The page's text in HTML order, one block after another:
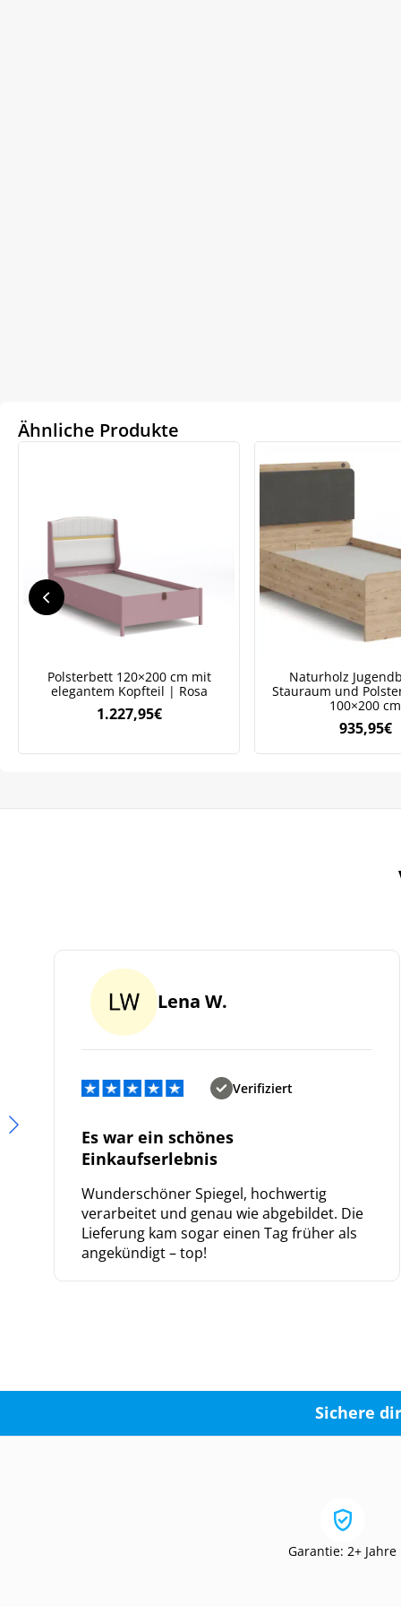
Ähnliche Produkte
Polsterbett 120×200 cm mit
elegantem Kopfteil | Rosa
1.227,95€
Naturholz
Stauraum und
100×200 cm
935,95€
Lena W.
Verifiziert
Es war ein schönes
Einkaufserlebnis
Wunderschöner Spiegel, hochwertig
verarbeitet und genau wie abgebildet. Die
Lieferung kam sogar einen Tag früher als
angekündigt – top!
Sichere
Garantie: 2+ Jahre